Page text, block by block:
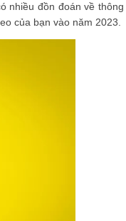
nhiều đồn đoán về thông
của bạn vào năm 2023.